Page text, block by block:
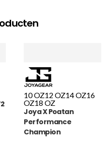
10 OZ12 OZ14 OZ16
OZ18 OZ
Joya X Poatan
Performance
Champion